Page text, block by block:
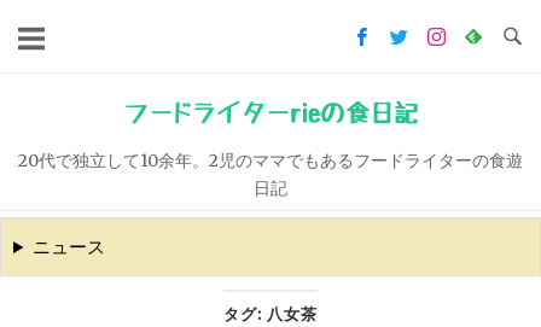
キ
ッ
フードライターrieの食日記
20代で独立して10余年。2児のママでもあるフードライターの食遊
日記
ニュース
タグ: 八女茶